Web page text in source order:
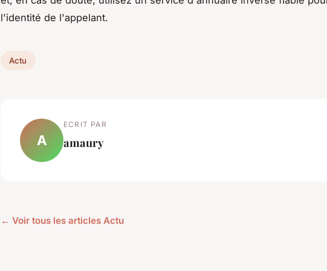
l'identité de l'appelant.
Actu
A
ECRIT PAR
amaury
← Voir tous les articles Actu